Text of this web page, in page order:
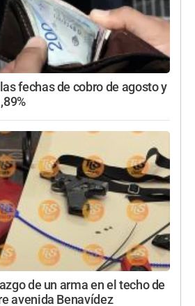
fechas de cobro de agosto y
de un arma en el techo de
avenida Benavídez